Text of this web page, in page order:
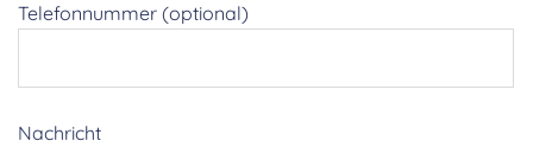
Telefonnummer (optional)
Nachricht